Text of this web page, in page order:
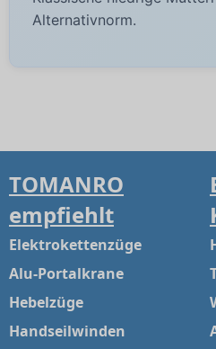
Alternativnorm.
TOMANRO
empfiehlt
Elektrokettenzüge
Alu-Portalkrane
Hebelzüge
Handseilwinden